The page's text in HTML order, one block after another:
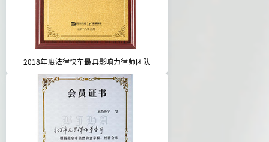
2018年度法律快车最具影响力律师团队